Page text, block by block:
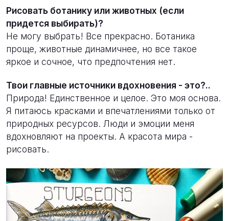
Рисовать ботанику или животных (если
придется выбирать)?
Не могу выбрать! Все прекрасно. Ботаника
проще, животные динамичнее, но все такое
яркое и сочное, что предпочтения нет.
Твои главные источники вдохновения - это?..
Природа! Единственное и целое. Это моя основа.
Я питаюсь красками и впечатлениями только от
природных ресурсов. Люди и эмоции меня
вдохновляют на проекты. А красота мира -
рисовать.